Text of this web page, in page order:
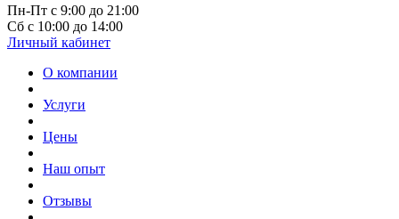
Пн-Пт с 9:00 до 21:00
Сб с 10:00 до 14:00
Личный кабинет
О компании
Услуги
Цены
Наш опыт
Отзывы